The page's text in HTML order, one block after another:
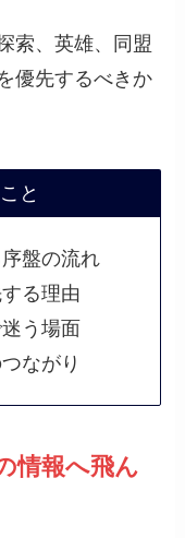
索、英雄、同盟
優先するべきか
と
盤の流れ
る理由
う場面
ながり
情報へ飛ん